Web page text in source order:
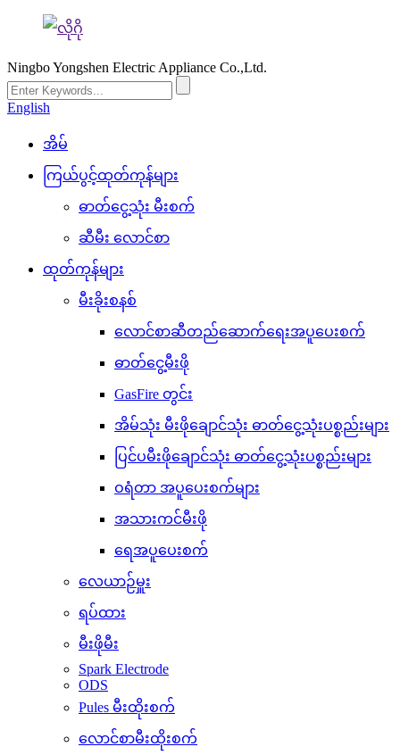
Ningbo Yongshen Electric Appliance Co.,Ltd.
English
အိမ်
ကြယ်ပွင့်ထုတ်ကုန်များ
ဓာတ်ငွေ့သုံး မီးစက်
ဆီမီး လောင်စာ
ထုတ်ကုန်များ
မီးခိုးစနစ်
လောင်စာဆီတည်ဆောက်ရေးအပူပေးစက်
ဓာတ်ငွေ့မီးဖို
GasFire တွင်း
အိမ်သုံး မီးဖိုချောင်သုံး ဓာတ်ငွေ့သုံးပစ္စည်းများ
ပြင်ပမီးဖိုချောင်သုံး ဓာတ်ငွေ့သုံးပစ္စည်းများ
ဝရံတာ အပူပေးစက်များ
အသားကင်မီးဖို
ရေအပူပေးစက်
လေယာဉ်မှူး
ရပ်ထား
မီးဖိုမီး
Spark Electrode
ODS
Pules မီးထိုးစက်
လောင်စာမီးထိုးစက်